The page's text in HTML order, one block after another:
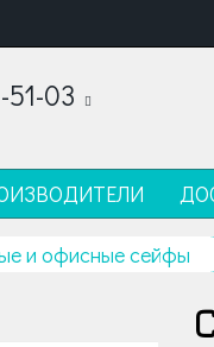
51-03
и офисные сейфы